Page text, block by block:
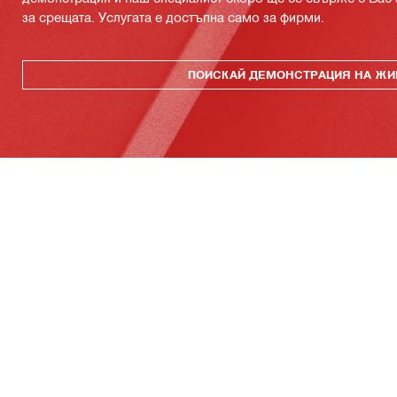
за срещата. Услугата е достъпна само за фирми.
ПОИСКАЙ ДЕМОНСТРАЦИЯ НА